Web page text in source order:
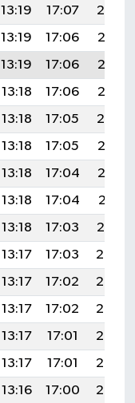
13:19 17:07
20:19
13:19 17:06
20:18
13:19 17:06
20:17
13:18 17:06
20:16
13:18 17:05
20:14
13:18 17:05
20:13
13:18 17:04
20:12
13:18 17:04
20:11
13:18 17:03
20:10
13:17 17:03
20:08
13:17 17:02
20:07
13:17 17:02
20:06
13:17 17:01
20:05
13:17 17:01
20:03
13:16 17:00
20:02